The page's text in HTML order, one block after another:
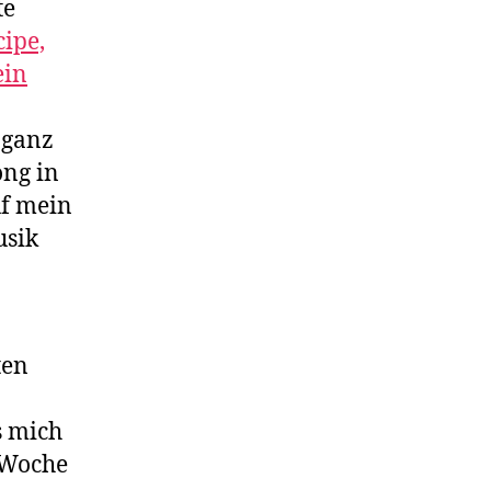
in
mein
mich